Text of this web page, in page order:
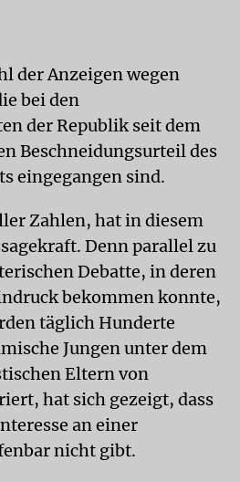
der Anzeigen wegen
bei den
der Republik seit dem
Beschneidungsurteil des
eingegangen sind.
Zahlen, hat in diesem
Denn parallel zu
Debatte, in deren
bekommen konnte,
täglich Hunderte
Jungen unter dem
Eltern von
hat sich gezeigt, dass
an einer
nicht gibt.